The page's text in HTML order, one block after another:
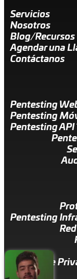
Servicios
Nosotros
Blog/Recursos
Agendar una
Contáctanos
Pentesting
Pentesting
Pentesting
Pentesting
Política de